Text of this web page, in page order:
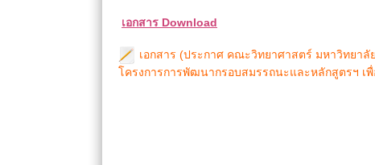
เอกสาร Download
เอกสาร (ประกาศ คณะวิทยาศาสตร์ มหาวิทยาลั
โครงการการพัฒนากรอบสมรรถนะและหลักสูตรฯ เ